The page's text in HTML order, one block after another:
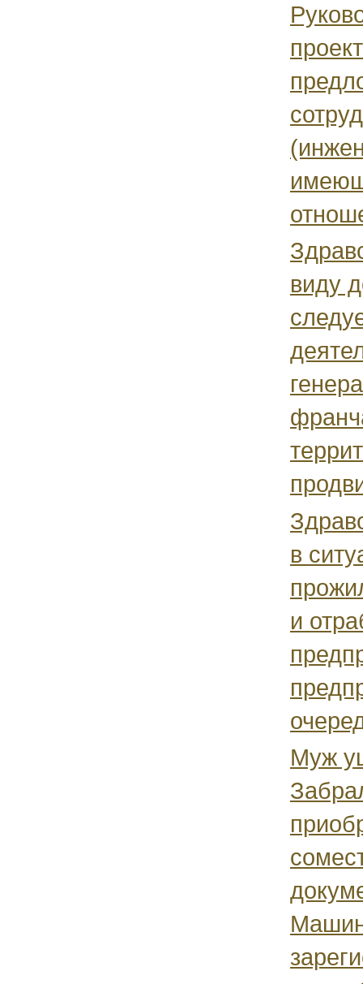
виду
в
и
Муж